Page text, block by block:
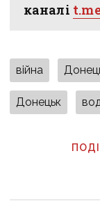
каналі
війна
Донецьк